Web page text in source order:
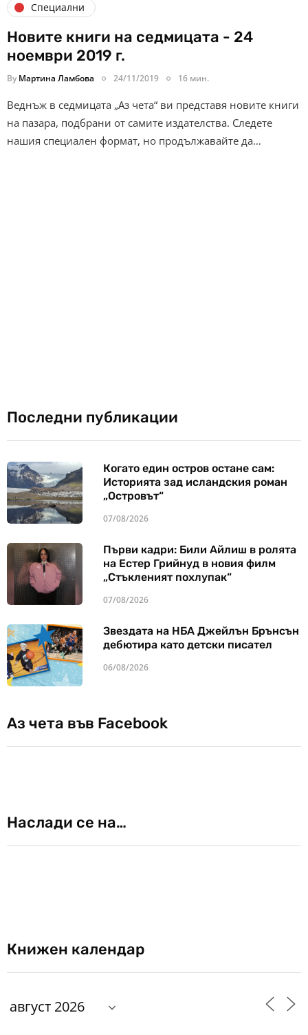
Специални
Новите книги на седмицата - 24
ноември 2019 г.
By Мартина Ламбова 24/11/2019 16 мин.
Веднъж в седмицата „Аз чета“ ви представя новите книги
на пазара, подбрани от самите издателства. Следете
нашия специален формат, но продължавайте да…
Последни публикации
Когато един остров остане сам:
Историята зад исландския роман
„Островът“
07/08/2026
Първи кадри: Били Айлиш в ролята
на Естер Грийнуд в новия филм
„Стъкленият похлупак“
07/08/2026
Звездата на НБА Джейлън Брънсън
дебютира като детски писател
06/08/2026
Аз чета във Facebook
Наслади се на…
Книжен календар